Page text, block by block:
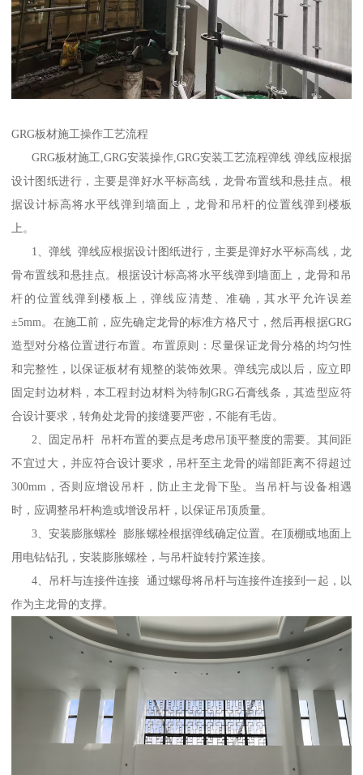
GRG板材施工操作工艺流程
GRG板材施工,GRG安装操作,GRG安装工艺流程弹线 弹线应根据
设计图纸进行，主要是弹好水平标高线，龙骨布置线和悬挂点。根
据设计标高将水平线弹到墙面上，龙骨和吊杆的位置线弹到楼板
上。
1、弹线 弹线应根据设计图纸进行，主要是弹好水平标高线，龙
骨布置线和悬挂点。根据设计标高将水平线弹到墙面上，龙骨和吊
杆的位置线弹到楼板上，弹线应清楚、准确，其水平允许误差
±5mm。在施工前，应先确定龙骨的标准方格尺寸，然后再根据GRG
造型对分格位置进行布置。布置原则：尽量保证龙骨分格的均匀性
和完整性，以保证板材有规整的装饰效果。弹线完成以后，应立即
固定封边材料，本工程封边材料为特制GRG石膏线条，其造型应符
合设计要求，转角处龙骨的接缝要严密，不能有毛齿。
2、固定吊杆 吊杆布置的要点是考虑吊顶平整度的需要。其间距
不宜过大，并应符合设计要求，吊杆至主龙骨的端部距离不得超过
300mm，否则应增设吊杆，防止主龙骨下坠。当吊杆与设备相遇
时，应调整吊杆构造或增设吊杆，以保证吊顶质量。
3、安装膨胀螺栓 膨胀螺栓根据弹线确定位置。在顶棚或地面上
用电钻钻孔，安装膨胀螺栓，与吊杆旋转拧紧连接。
4、吊杆与连接件连接 通过螺母将吊杆与连接件连接到一起，以
作为主龙骨的支撑。